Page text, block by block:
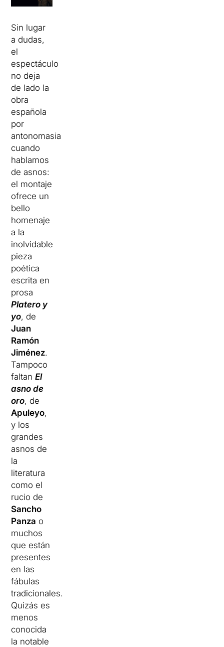
Sin lugar
a dudas,
el
espectáculo
no deja
de lado la
obra
española
por
antonomasia
cuando
hablamos
de asnos:
el montaje
ofrece un
bello
homenaje
a la
inolvidable
pieza
poética
escrita en
prosa
Platero y
yo, de
Juan
Ramón
Jiménez.
Tampoco
faltanEl
asno de
oro, de
Apuleyo,
y los
grandes
asnos de
la
literatura
como el
rucio de
Sancho
Panza o
muchos
que están
presentes
en las
fábulas
tradicionales.
Quizás es
menos
conocida
la notable